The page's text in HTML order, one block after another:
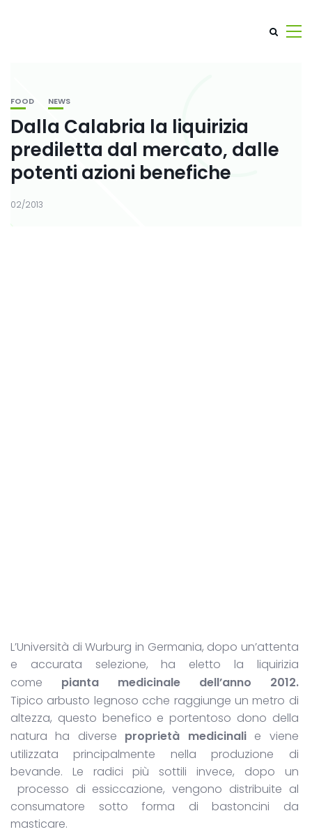
FOOD NEWS
Dalla Calabria la liquirizia
prediletta dal mercato, dalle
potenti azioni benefiche
02/2013
L’Università di Wurburg in Germania, dopo un’attenta
e accurata selezione, ha eletto la liquirizia
come pianta medicinale dell’anno 2012.
Tipico arbusto legnoso cche raggiunge un metro di
altezza, questo benefico e portentoso dono della
natura ha diverse proprietà medicinali e viene
utilizzata principalmente nella produzione di
bevande. Le radici più sottili invece, dopo un
processo di essiccazione, vengono distribuite al
consumatore sotto forma di bastoncini da
masticare.